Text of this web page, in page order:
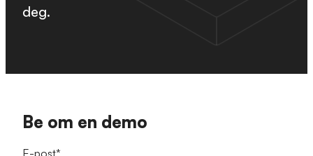
deg.
Be om en demo
E-post*